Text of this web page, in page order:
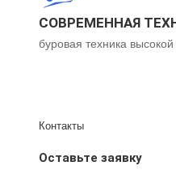
СОВРЕМЕННАЯ
буровая техника
Контакты
Оставьте заявку